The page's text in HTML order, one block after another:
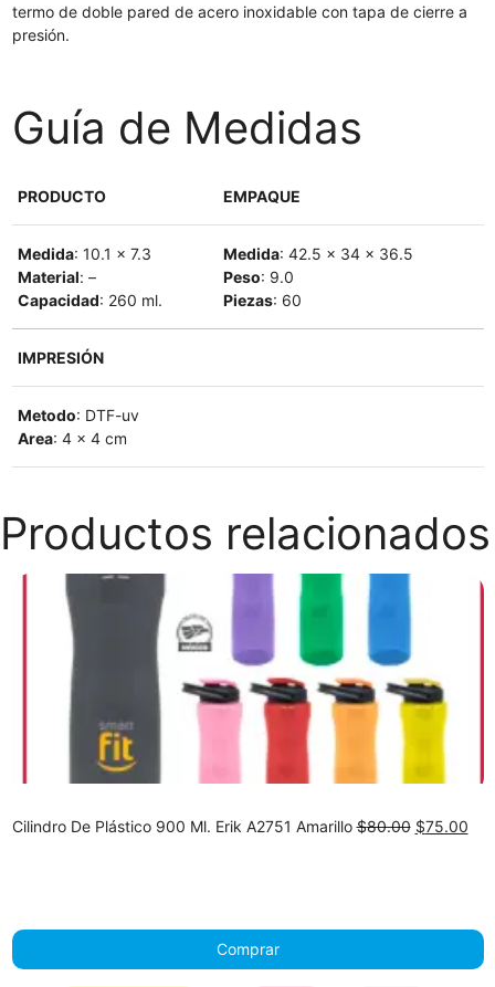
termo de doble pared de acero inoxidable con tapa de cierre a
presión.
Guía de Medidas
PRODUCTO EMPAQUE
Medida: 10.1 x 7.3
Material: –
Capacidad: 260 ml.
Medida: 42.5 x 34 x 36.5
Peso: 9.0
Piezas: 60
IMPRESIÓN
Metodo: DTF-uv
Area: 4 x 4 cm
Productos relacionados
Cilindro De Plástico 900 Ml. Erik A2751 Amarillo$80.00 Original
$75.00
Comprar